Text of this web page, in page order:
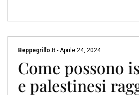
Beppegrillo.it - Aprile 24, 2024
Come possono
e palestinesi